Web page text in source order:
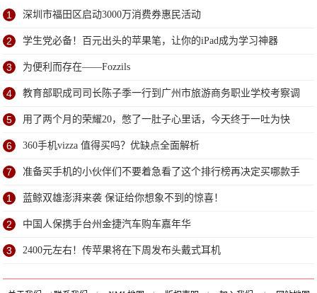
1 深圳市福田区启动3000万消费券惠民活动
2 学生党必备！百元出头的苹果笔，让你的iPad成为学习神器
3 为便利而存在——Fozzils
4 教育部职成司司长陈子季一行到广州市旅游商务职业学校考察调
研
5 用了两个月的荣耀20，憋了一肚子心里话，今天终于一吐为快
6 360手机vizza 值得买吗？优缺点全面解析
7 准备买手机的小伙伴们不要着急看了这个排行榜再决定买哪款手
机吧
1 蓝鲸双雄澎湃来袭 保证给你想象不到的惊喜！
2 中国人保携手台州金捷汽车购车嘉年华
3 2400元左右！传苹果将在下周发布头戴式耳机